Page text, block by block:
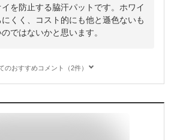
を防止する脇汗パットです。ホワイ
にくく、コスト的にも他と遜色ないも
ではないかと思います。
のおすすめコメント（2件）